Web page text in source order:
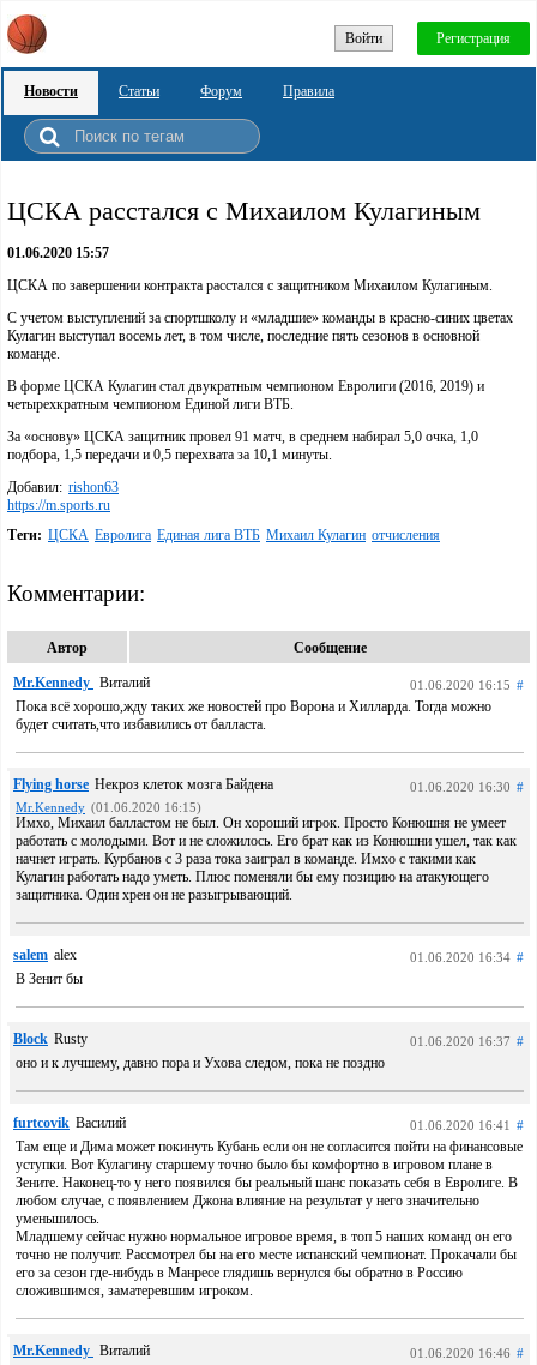
Войти Регистрация
Новости Статьи Форум Правила
ЦСКА расстался с Михаилом Кулагиным
01.06.2020 15:57
ЦСКА по завершении контракта расстался с защитником Михаилом Кулагиным.
С учетом выступлений за спортшколу и «младшие» команды в красно-синих цветах
Кулагин выступал восемь лет, в том числе, последние пять сезонов в основной
команде.
В форме ЦСКА Кулагин стал двукратным чемпионом Евролиги (2016, 2019) и
четырехкратным чемпионом Единой лиги ВТБ.
За «основу» ЦСКА защитник провел 91 матч, в среднем набирал 5,0 очка, 1,0
подбора, 1,5 передачи и 0,5 перехвата за 10,1 минуты.
Добавил: rishon63
https://m.sports.ru
Теги: ЦСКА Евролига Единая лига ВТБ Михаил Кулагин отчисления
Комментарии:
Автор Сообщение
Mr.Kennedy Виталий 01.06.2020 16:15 #
Пока всё хорошо,жду таких же новостей про Ворона и Хилларда. Тогда можно
будет считать,что избавились от балласта.
Flying horse Некроз клеток мозга Байдена 01.06.2020 16:30 #
Mr.Kennedy (01.06.2020 16:15)
Имхо, Михаил балластом не был. Он хороший игрок. Просто Конюшня не умеет
работать с молодыми. Вот и не сложилось. Его брат как из Конюшни ушел, так как
начнет играть. Курбанов с 3 раза тока заиграл в команде. Имхо с такими как
Кулагин работать надо уметь. Плюс поменяли бы ему позицию на атакующего
защитника. Один хрен он не разыгрывающий.
salem alex 01.06.2020 16:34 #
В Зенит бы
Block Rusty 01.06.2020 16:37 #
оно и к лучшему, давно пора и Ухова следом, пока не поздно
furtcovik Василий 01.06.2020 16:41 #
Там еще и Дима может покинуть Кубань если он не согласится пойти на финансовые
уступки. Вот Кулагину старшему точно было бы комфортно в игровом плане в
Зените. Наконец-то у него появился бы реальный шанс показать себя в Евролиге. В
любом случае, с появлением Джона влияние на результат у него значительно
уменьшилось.
Младшему сейчас нужно нормальное игровое время, в топ 5 наших команд он его
точно не получит. Рассмотрел бы на его месте испанский чемпионат. Прокачали бы
его за сезон где-нибудь в Манресе глядишь вернулся бы обратно в Россию
сложившимся, заматеревшим игроком.
Mr.Kennedy Виталий 01.06.2020 16:46 #